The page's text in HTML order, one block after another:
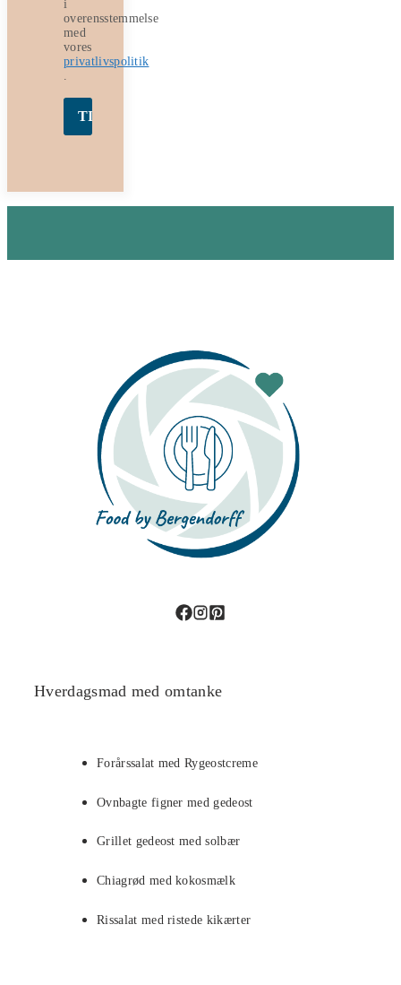
i
overensstemmelse
med
vores
privatlivspolitik
.
Hverdagsmad med omtanke
Forårssalat med Rygeostcreme
Ovnbagte figner med gedeost
Grillet gedeost med solbær
Chiagrød med kokosmælk
Rissalat med ristede kikærter